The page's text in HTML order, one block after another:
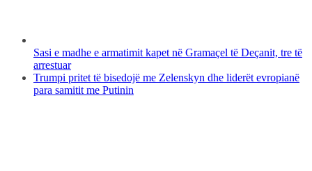
Sasi e madhe e armatimit kapet në Gramaçel të Deçanit, tre të
arrestuar
Trumpi pritet të bisedojë me Zelenskyn dhe liderët evropianë
para samitit me Putinin